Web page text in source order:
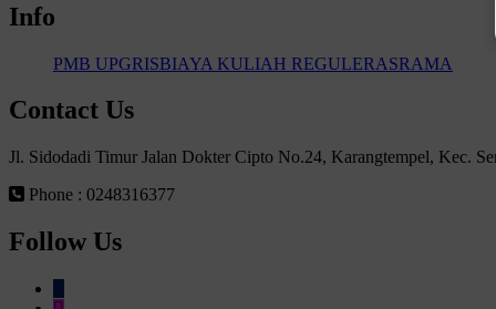
Info
PMB UPGRISBIAYA KULIAH REGULERASRAMA
Contact Us
Jl. Sidodadi Timur Jalan Dokter Cipto No.24, Karangtempel, Kec.
Phone : 0248316377
Follow Us